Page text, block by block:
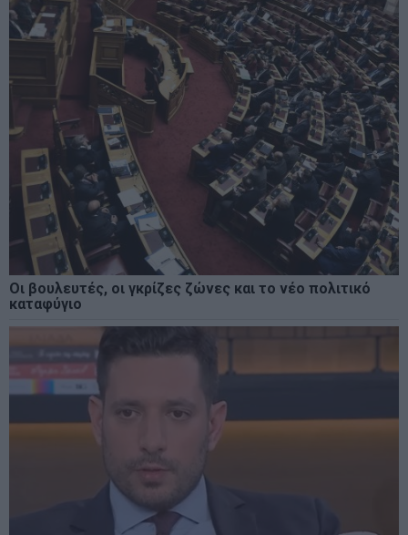
Οι βουλευτές, οι γκρίζες ζώνες και το νέο πολιτικό
καταφύγιο